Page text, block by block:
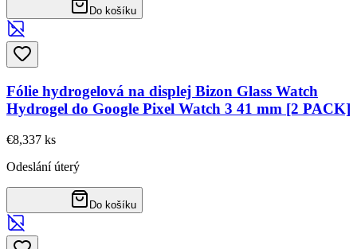
Do košíku
Fólie hydrogelová na displej Bizon Glass Watch
Hydrogel do Google Pixel Watch 3 41 mm [2 PACK]
€8,337 ks
Odeslání úterý
Do košíku